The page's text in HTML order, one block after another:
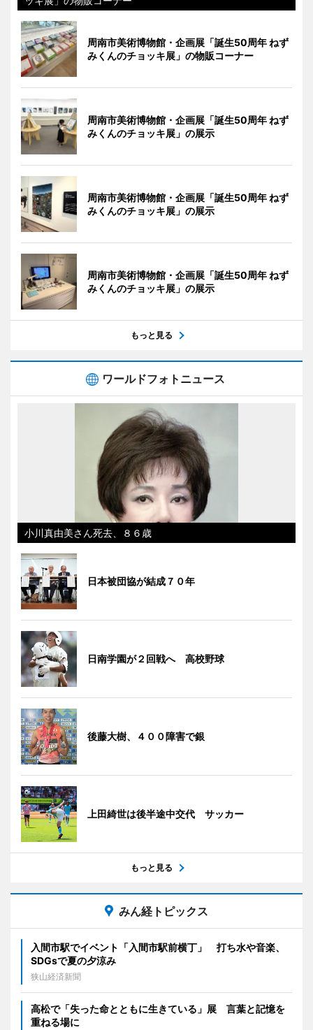
周南市美術博物館・企画展「誕生50周年 ねず
みくんのチョッキ展」の物販コーナー
周南市美術博物館・企画展「誕生50周年 ねず
みくんのチョッキ展」の展示
周南市美術博物館・企画展「誕生50周年 ねず
みくんのチョッキ展」の展示
周南市美術博物館・企画展「誕生50周年 ねず
みくんのチョッキ展」の展示
もっと見る
ワールドフォトニュース
小川真由美さん死去、８６歳
日本被団協が結成７０年
日南学園が２回戦へ 高校野球
後藤大樹、４００障害で銀
上田綺世は後半途中交代 サッカー
もっと見る
みん経トピックス
入間市駅でイベント「入間市駅前横丁」 打ち水や音楽、
SDGsで夏の夕涼み
狭山経済新聞
高松で「失った命とともに生きている」展 言葉と記憶を
重ねる場に